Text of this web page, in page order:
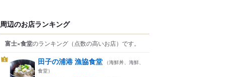
周辺のお店ランキング
富士×食堂のランキング （点数の高いお店） です。
1 田子の浦港 漁協食堂 （海鮮丼、海鮮、
食堂）